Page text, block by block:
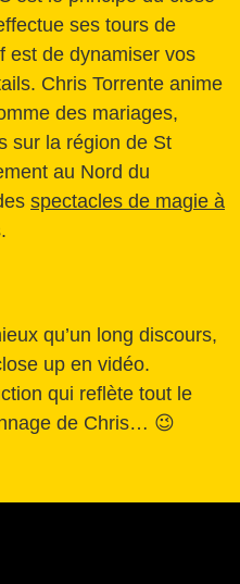
ses tours de
est de dynamiser vos
Chris Torrente anime
des mariages,
sur la région de St
au Nord du
spectacles de magie à
qu’un long discours,
up en vidéo.
qui reflète tout le
de Chris… 😉